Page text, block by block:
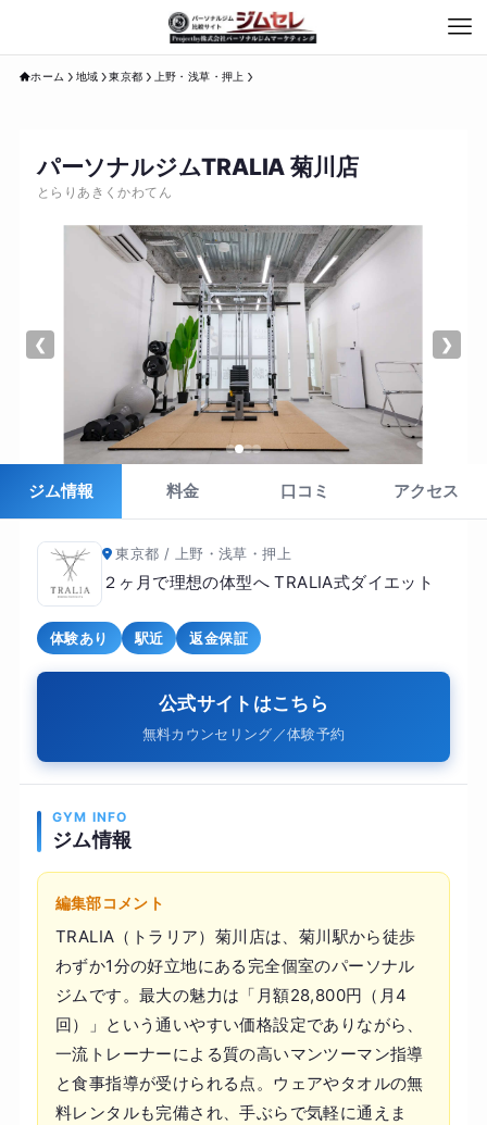
ホーム 地域 東京都 上野・浅草・押上
パーソナルジムTRALIA 菊川店
とらりあきくかわてん
❮ ❯
ジム情報 料金 口コミ アクセス
東京都 / 上野・浅草・押上
２ヶ月で理想の体型へ TRALIA式ダイエット
体験あり 駅近 返金保証
公式サイトはこちら
無料カウンセリング／体験予約
GYM INFO
ジム情報
編集部コメント
TRALIA（トラリア）菊川店は、菊川駅から徒歩
わずか1分の好立地にある完全個室のパーソナル
ジムです。最大の魅力は「月額28,800円（月4
回）」という通いやすい価格設定でありながら、
一流トレーナーによる質の高いマンツーマン指導
と食事指導が受けられる点。ウェアやタオルの無
料レンタルも完備され、手ぶらで気軽に通えま